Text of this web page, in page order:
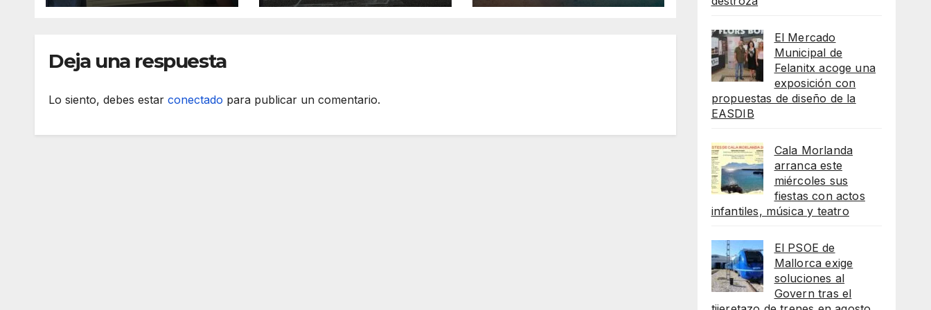
Manacor y lo
de Verano de S’Illot
Deja una respuesta
Lo siento, debes estar conectado para publicar un comentario.
El Mercado
Municipal de
Felanitx acoge una
exposición con
propuestas de diseño de la
EASDIB
Cala Morlanda
arranca este
miércoles sus
fiestas con actos
infantiles, música y teatro
El PSOE de
Mallorca exige
soluciones al
Govern tras el